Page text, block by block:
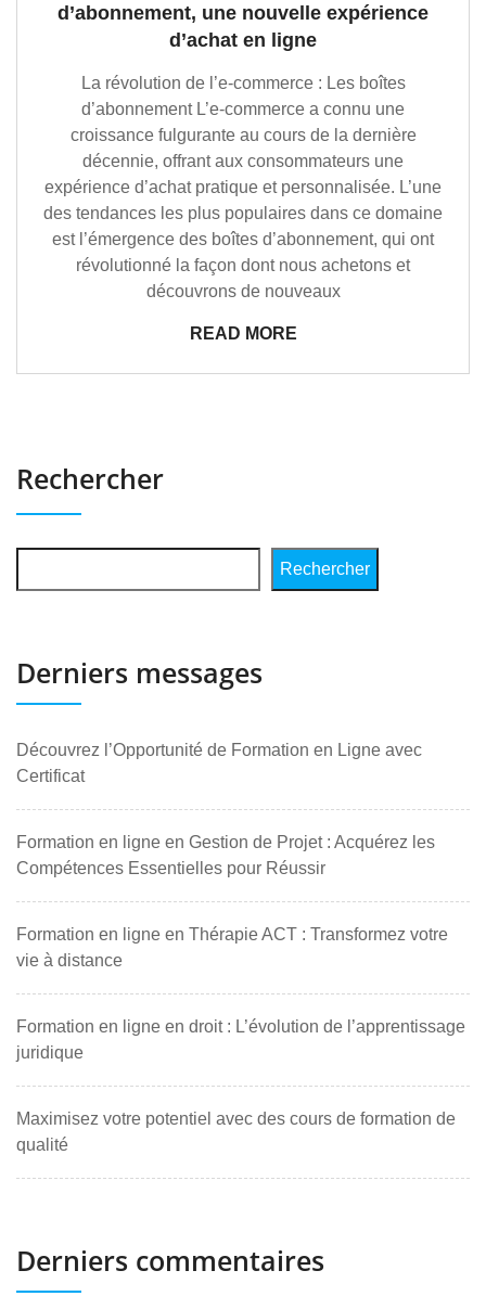
d’abonnement, une nouvelle expérience
d’achat en ligne
La révolution de l’e-commerce : Les boîtes
d’abonnement L’e-commerce a connu une
croissance fulgurante au cours de la dernière
décennie, offrant aux consommateurs une
expérience d’achat pratique et personnalisée. L’une
des tendances les plus populaires dans ce domaine
est l’émergence des boîtes d’abonnement, qui ont
révolutionné la façon dont nous achetons et
découvrons de nouveaux
READ MORE
Rechercher
Rechercher
Derniers messages
Découvrez l’Opportunité de Formation en Ligne avec
Certificat
Formation en ligne en Gestion de Projet : Acquérez les
Compétences Essentielles pour Réussir
Formation en ligne en Thérapie ACT : Transformez votre
vie à distance
Formation en ligne en droit : L’évolution de l’apprentissage
juridique
Maximisez votre potentiel avec des cours de formation de
qualité
Derniers commentaires